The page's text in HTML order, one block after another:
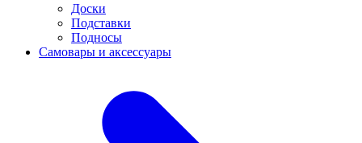
Доски
Подставки
Подносы
Самовары и аксессуары